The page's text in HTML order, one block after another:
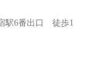
駅6番出口 徒歩1